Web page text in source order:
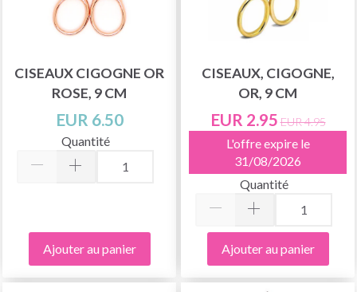
CISEAUX CIGOGNE OR
ROSE, 9 CM
EUR 6.50
Quantité
Ajouter au panier
CISEAUX, CIGOGNE,
OR, 9 CM
EUR 2.95 EUR 4.95
L'offre expire le
31/08/2026
Quantité
Ajouter au panier